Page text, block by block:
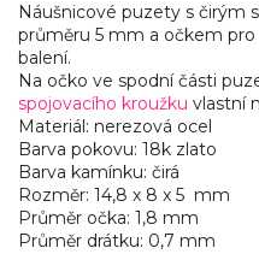
Náušnicové puzety s čirým
průměru 5 mm a očkem pro
balení.
Na očko ve spodní části
spojovacího kroužku vlastní
Materiál: nerezová ocel
Barva pokovu: 18k zlato
Barva kamínku: čirá
Rozměr: 14,8 x 8 x 5 mm
Průměr očka: 1,8 mm
Průměr drátku: 0,7 mm